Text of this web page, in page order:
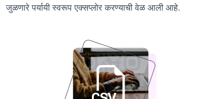
जुळणारे पर्यायी स्वरूप एक्सप्लोर करण्याची वेळ आली आहे.